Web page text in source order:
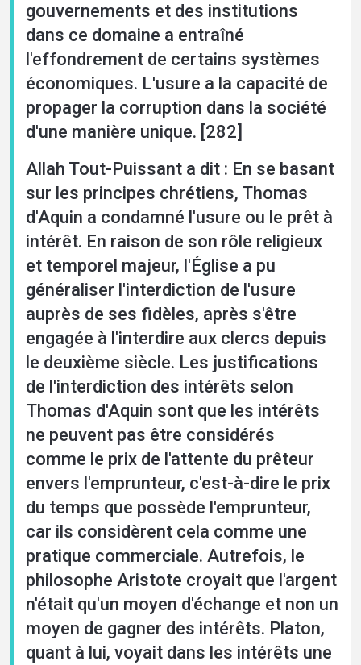
gouvernements et des institutions
dans ce domaine a entraîné
l'effondrement de certains systèmes
économiques. L'usure a la capacité de
propager la corruption dans la société
d'une manière unique. [282]
Allah Tout-Puissant a dit : En se basant
sur les principes chrétiens, Thomas
d'Aquin a condamné l'usure ou le prêt à
intérêt. En raison de son rôle religieux
et temporel majeur, l'Église a pu
généraliser l'interdiction de l'usure
auprès de ses fidèles, après s'être
engagée à l'interdire aux clercs depuis
le deuxième siècle. Les justifications
de l'interdiction des intérêts selon
Thomas d'Aquin sont que les intérêts
ne peuvent pas être considérés
comme le prix de l'attente du prêteur
envers l'emprunteur, c'est-à-dire le prix
du temps que possède l'emprunteur,
car ils considèrent cela comme une
pratique commerciale. Autrefois, le
philosophe Aristote croyait que l'argent
n'était qu'un moyen d'échange et non un
moyen de gagner des intérêts. Platon,
quant à lui, voyait dans les intérêts une